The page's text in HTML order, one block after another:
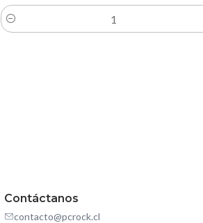
Cantidad
Contáctanos
contacto@pcrock.cl